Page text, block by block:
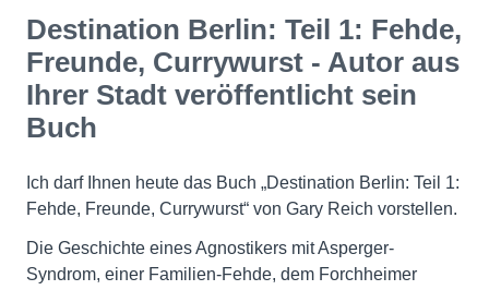
Destination Berlin: Teil 1: Fehde,
Freunde, Currywurst - Autor aus
Ihrer Stadt veröffentlicht sein
Buch
Ich darf Ihnen heute das Buch „Destination Berlin: Teil 1:
Fehde, Freunde, Currywurst“ von Gary Reich vorstellen.
Die Geschichte eines Agnostikers mit Asperger-
Syndrom, einer Familien-Fehde, dem Forchheimer